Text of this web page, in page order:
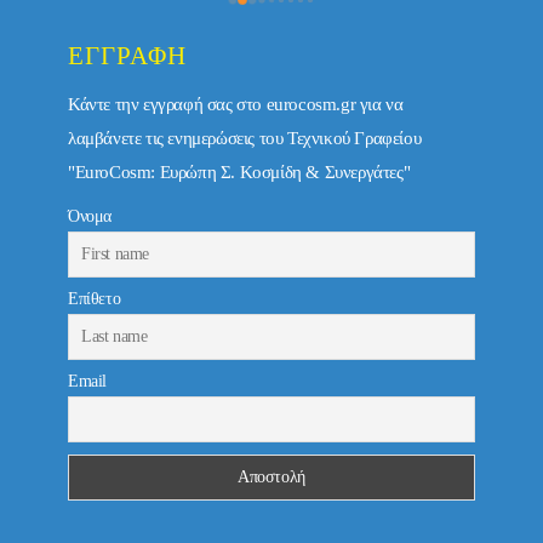
ΕΓΓΡΑΦΉ
Κάντε την εγγραφή σας στο eurocosm.gr για να
λαμβάνετε τις ενημερώσεις του Τεχνικού Γραφείου
"EuroCosm: Ευρώπη Σ. Κοσμίδη & Συνεργάτες"
Όνομα
Επίθετο
Email